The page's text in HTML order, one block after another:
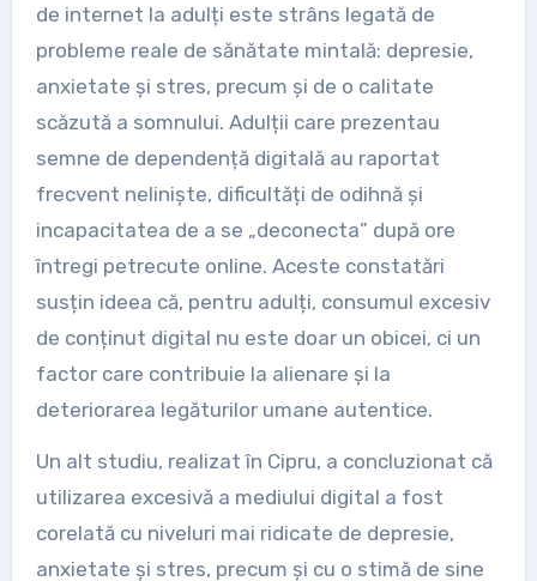
de internet la adulți este strâns legată de
probleme reale de sănătate mintală: depresie,
anxietate și stres, precum și de o calitate
scăzută a somnului. Adulții care prezentau
semne de dependență digitală au raportat
frecvent neliniște, dificultăți de odihnă și
incapacitatea de a se „deconecta” după ore
întregi petrecute online. Aceste constatări
susțin ideea că, pentru adulți, consumul excesiv
de conținut digital nu este doar un obicei, ci un
factor care contribuie la alienare și la
deteriorarea legăturilor umane autentice.
Un alt studiu, realizat în Cipru, a concluzionat că
utilizarea excesivă a mediului digital a fost
corelată cu niveluri mai ridicate de depresie,
anxietate și stres, precum și cu o stimă de sine